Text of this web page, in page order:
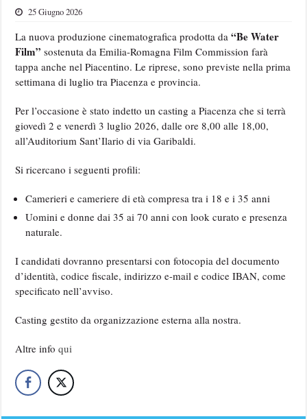
25 Giugno 2026
La nuova produzione cinematografica prodotta da“Be Water
Film” sostenuta da Emilia-Romagna Film Commission farà
tappa anche nel Piacentino. Le riprese, sono previste nella prima
settimana di luglio tra Piacenza e provincia.
Per l’occasione è stato indetto un casting a Piacenza che si terrà
giovedì 2 e venerdì 3 luglio 2026, dalle ore 8,00 alle 18,00,
all’Auditorium Sant’Ilario di via Garibaldi.
Si ricercano i seguenti profili:
Camerieri e cameriere di età compresa tra i 18 e i 35 anni
Uomini e donne dai 35 ai 70 anni con look curato e presenza
naturale.
I candidati dovranno presentarsi con fotocopia del documento
d’identità, codice fiscale, indirizzo e-mail e codice IBAN, come
specificato nell’avviso.
Casting gestito da organizzazione esterna alla nostra.
Altre infoqui